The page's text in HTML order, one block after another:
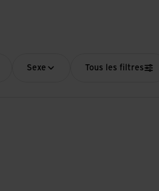
Sexe Tous les filtres